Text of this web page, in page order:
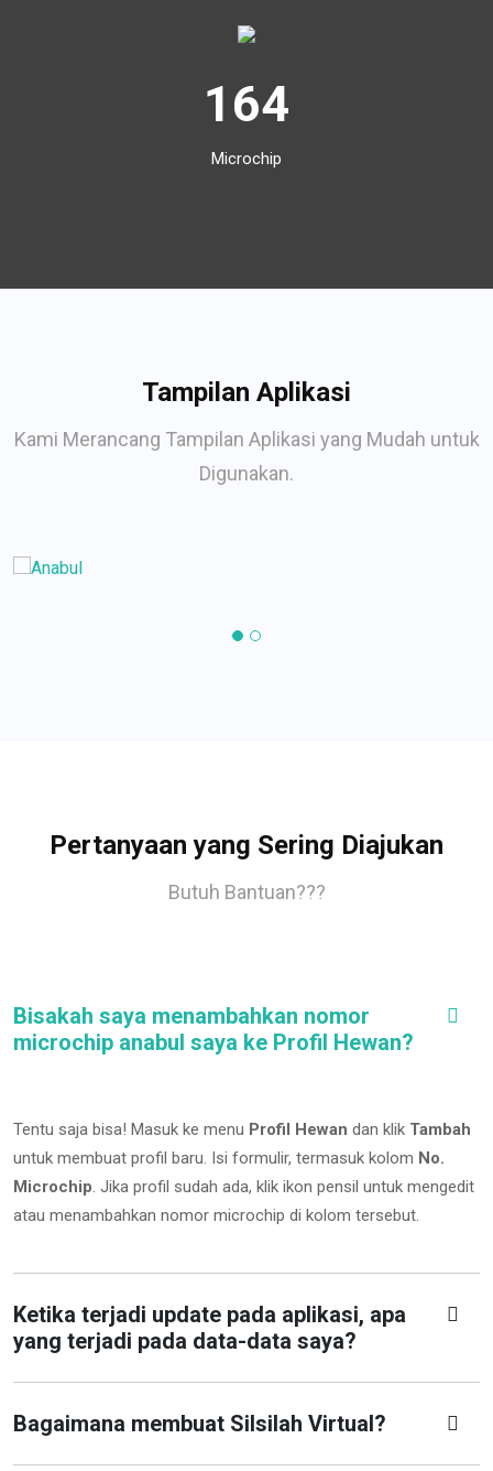
164
Microchip
Tampilan Aplikasi
Kami Merancang Tampilan Aplikasi yang Mudah untuk
Digunakan.
Pertanyaan yang Sering Diajukan
Butuh Bantuan???
Bisakah saya menambahkan nomor
microchip anabul saya ke Profil Hewan?
Tentu saja bisa! Masuk ke menu Profil Hewan dan klik Tambah
untuk membuat profil baru. Isi formulir, termasuk kolom No.
Microchip. Jika profil sudah ada, klik ikon pensil untuk mengedit
atau menambahkan nomor microchip di kolom tersebut.
Ketika terjadi update pada aplikasi, apa
yang terjadi pada data-data saya?
Bagaimana membuat Silsilah Virtual?